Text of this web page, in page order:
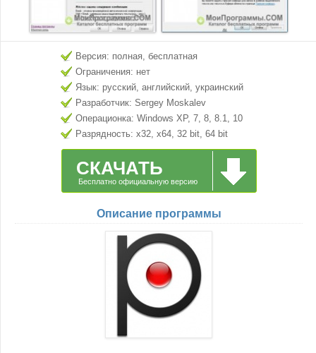
Версия: полная, бесплатная
Ограничения: нет
Язык: русский, английский, украинский
Разработчик: Sergey Moskalev
Операционка: Windows XP, 7, 8, 8.1, 10
Разрядность: x32, x64, 32 bit, 64 bit
СКАЧАТЬ
Бесплатно официальную версию
Описание программы